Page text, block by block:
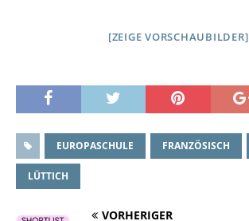
[ZEIGE VORSCHAUBILDER]
EUROPASCHULE FRANZÖSISCH
LÜTTICH
VORHERIGER